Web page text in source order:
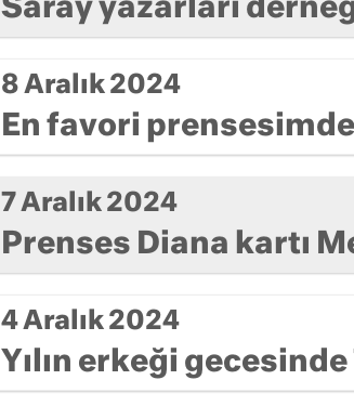
Saray yazarları
8 Aralık 2024
En favori
7 Aralık 2024
Prenses Diana kartı
4 Aralık 2024
Yılın erkeği